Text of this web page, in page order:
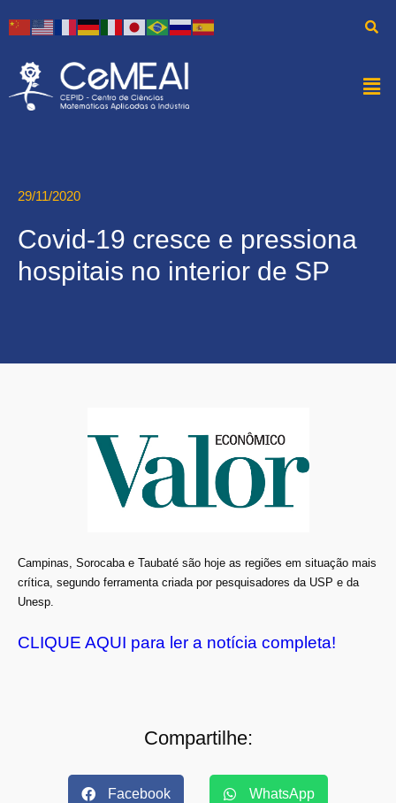
29/11/2020
Covid-19 cresce e pressiona
hospitais no interior de SP
Campinas, Sorocaba e Taubaté são hoje as regiões em situação mais
crítica, segundo ferramenta criada por pesquisadores da USP e da
Unesp.
CLIQUE AQUI para ler a notícia completa!
Compartilhe:
Facebook WhatsApp